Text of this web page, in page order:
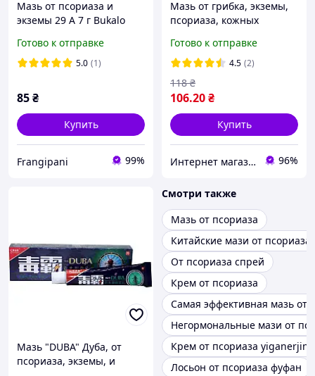
Мазь от псориаза и
экземы 29 А 7 г Bukalo
Готово к отправке
5.0 (1)
85₴
Купить
Frangipani 99%
Мазь от грибка, экземы,
псориаза, кожных
YIGANERJING из Китая 20
грамм
Готово к отправке
4.5 (2)
106.20₴
118 ₴
Купить
Интернет магазин ФЕЕРИЯ 96%
Мазь "DUBA" Дуба, от
псориаза, экземы, и
Смотри также
Мазь от псориаза
Китайские мази от псориаза
От псориаза спрей
Крем от псориаза
Самая эффективная мазь от
Негормональные мази от
Крем от псориаза yiganerjing
Лосьон от псориаза фуфан